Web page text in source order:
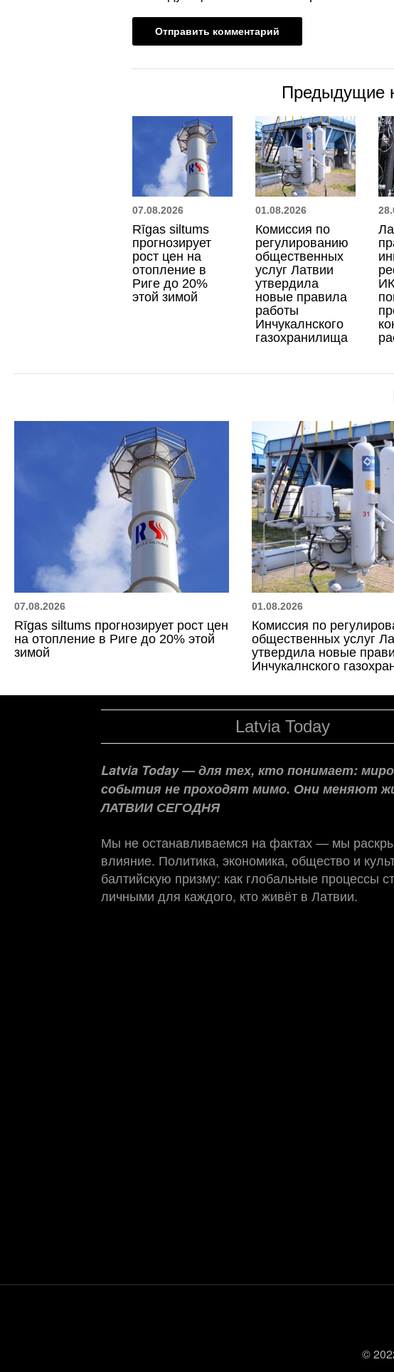
Предыдущие
07.08.2026
Rīgas siltums
прогнозирует
рост цен на
отопление в
Риге до 20%
этой зимой
01.08.2026
Комиссия по
регулированию
общественных
услуг Латвии
утвердила
новые правила
работы
Инчукалнского
газохранилища
07.08.2026
Rīgas siltums прогнозирует рост цен
на отопление в Риге до 20% этой
зимой
01.08.2026
Комиссия по
общественных услуг
утвердила новые
Инчукалнского
Latvia Today
Latvia Today — для тех, кто понимает:
события не проходят мимо. Они меняют
ЛАТВИИ СЕГОДНЯ
Мы не останавливаемся на фактах — мы
влияние. Политика, экономика, общество и
балтийскую призму: как глобальные процессы
личными для каждого, кто живёт в Латвии.
©